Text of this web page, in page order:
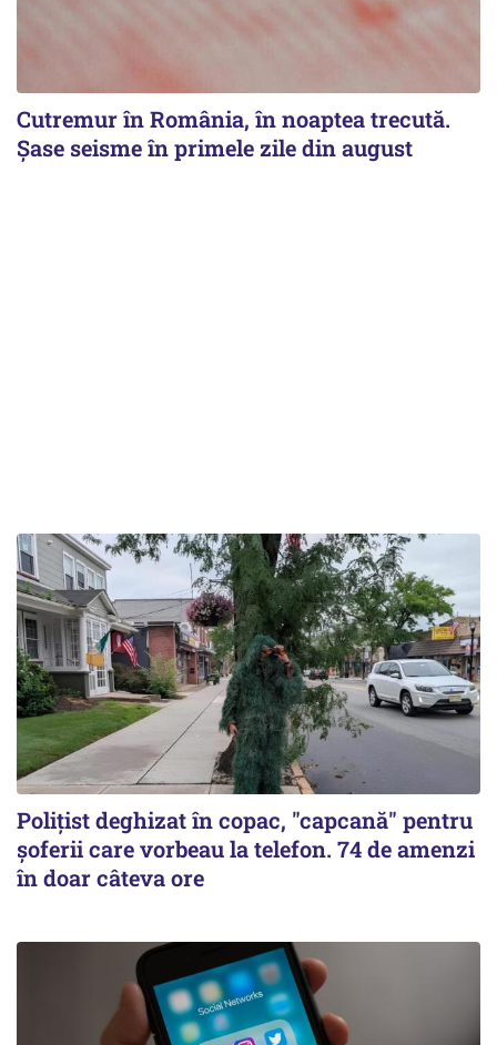
Cutremur în România, în noaptea trecută.
Șase seisme în primele zile din august
Polițist deghizat în copac, "capcană" pentru
șoferii care vorbeau la telefon. 74 de amenzi
în doar câteva ore